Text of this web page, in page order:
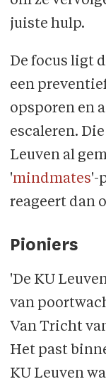
juiste hulp.
De focus ligt
een
opsporen en
escaleren.
Leuven al
'mindmates'-
reageert dan
Pioniers
'De KU
van
Van Tricht
Het past
KU Leuven